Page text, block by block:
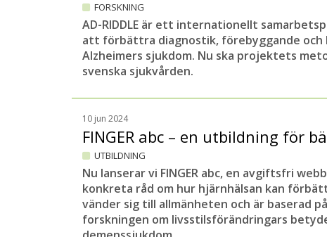
FORSKNING
AD-RIDDLE är ett internationellt
att förbättra diagnostik, förebyggande och
Alzheimers sjukdom. Nu ska projektets
svenska sjukvården.
10 jun 2024
FINGER abc – en utbildning för
UTBILDNING
Nu lanserar vi FINGER abc, en avgiftsfri
konkreta råd om hur hjärnhälsan kan
vänder sig till allmänheten och är baserad
forskningen om livsstilsförändringars